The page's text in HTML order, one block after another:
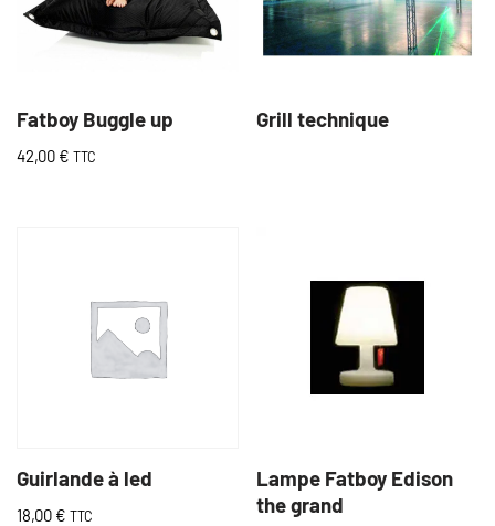
Fatboy Buggle up
42,00 € TTC
Grill technique
Guirlande à led
18,00 € TTC
Lampe Fatboy Edison
the grand